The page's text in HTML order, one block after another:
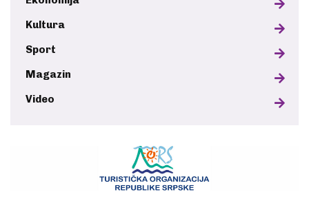
Kultura
Sport
Magazin
Video